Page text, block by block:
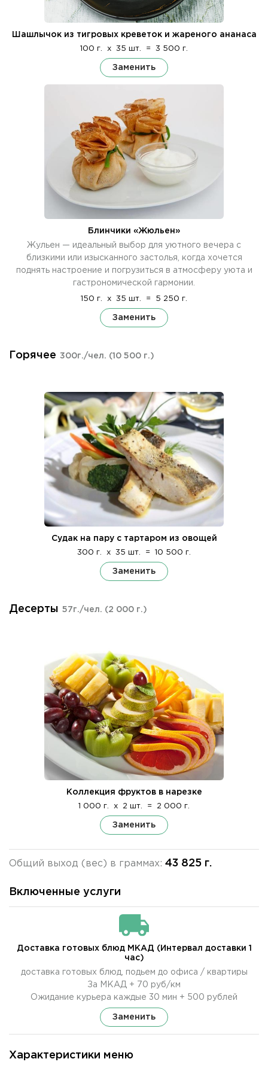
Характеристики меню
Шашлычок из тигровых креветок и жареного ананаса
100 г. x 35 шт. = 3 500 г.
Заменить
Блинчики «Жюльен»
Жульен — идеальный выбор для уютного вечера с
близкими или изысканного застолья, когда хочется
поднять настроение и погрузиться в атмосферу уюта и
гастрономической гармонии.
150 г. x 35 шт. = 5 250 г.
Заменить
Горячее 300г./чел. (10 500 г.)
Судак на пару с тартаром из овощей
300 г. x 35 шт. = 10 500 г.
Заменить
Десерты 57г./чел. (2 000 г.)
Коллекция фруктов в нарезке
1 000 г. x 2 шт. = 2 000 г.
Заменить
Общий выход (вес) в граммах: 43 825 г.
Включенные услуги
Доставка готовых блюд МКАД (Интервал доставки 1
час)
доставка готовых блюд, подьем до офиса / квартиры
За МКАД + 70 руб/км
Ожидание курьера каждые 30 мин + 500 рублей
Заменить